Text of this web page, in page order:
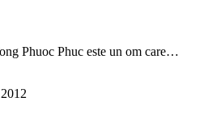
Phuoc Phuc este un om care…